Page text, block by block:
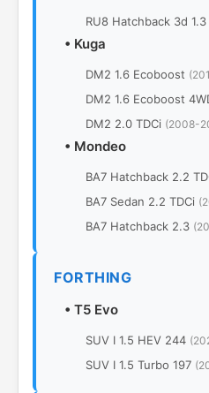
RU8 Hatchback 3d 1.3
• Kuga
DM2 1.6 Ecoboost
DM2 1.6 Ecoboost
DM2 2.0 TDCi (2008-
• Mondeo
BA7 Hatchback 2.2
BA7 Sedan 2.2 TDCi
BA7 Hatchback 2.3
FORTHING
• T5 Evo
SUV I 1.5 HEV 244
SUV I 1.5 Turbo 197